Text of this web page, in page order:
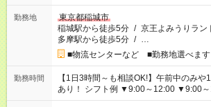
勤務地
東京都稲城市
稲城駅から徒歩5分 / 京王よみうりラン
多摩駅から徒歩5分 / …
■物流センターなど ■勤務地選べます
勤務時間
【1日3時間～も相談OK!】午前中のみや
あり！ シフト例 ▼9:00～12:00 ▼9:00
▼18:00～21:00